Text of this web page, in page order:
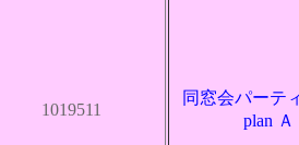
1019511
同窓会パーテ
plan Ａ